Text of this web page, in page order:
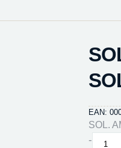
EAN:
SOL.
-
SOL.